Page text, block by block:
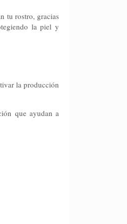
tu rostro, gracias
la piel y
la producción
que ayudan a